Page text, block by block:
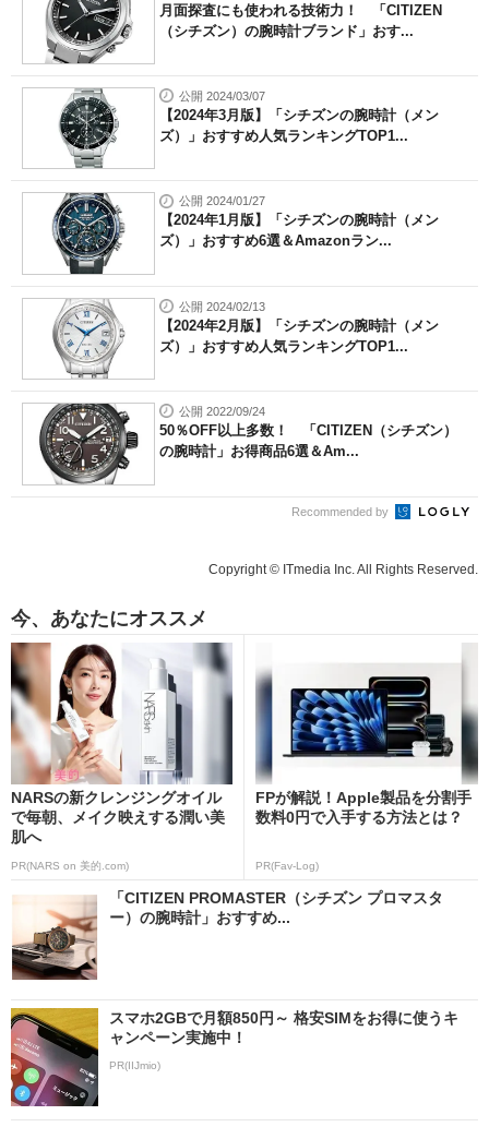
月面探査にも使われる技術力！ 「CITIZEN
（シチズン）の腕時計ブランド」おす...
公開 2024/03/07
【2024年3月版】「シチズンの腕時計（メン
ズ）」おすすめ人気ランキングTOP1...
公開 2024/01/27
【2024年1月版】「シチズンの腕時計（メン
ズ）」おすすめ6選＆Amazonラン...
公開 2024/02/13
【2024年2月版】「シチズンの腕時計（メン
ズ）」おすすめ人気ランキングTOP1...
公開 2022/09/24
50％OFF以上多数！ 「CITIZEN（シチズン）
の腕時計」お得商品6選＆Am...
Recommended by
Copyright © ITmedia Inc. All Rights Reserved.
今、あなたにオススメ
NARSの新クレンジングオイル
で毎朝、メイク映えする潤い美
肌へ
PR(NARS on 美的.com)
FPが解説！Apple製品を分割手
数料0円で入手する方法とは？
PR(Fav-Log)
「CITIZEN PROMASTER（シチズン プロマスタ
ー）の腕時計」おすすめ...
スマホ2GBで月額850円～ 格安SIMをお得に使うキ
ャンペーン実施中！
PR(IIJmio)